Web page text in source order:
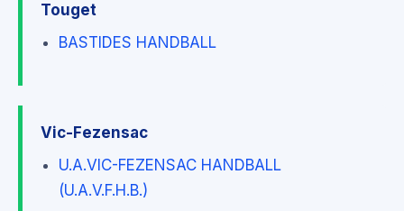
Touget
BASTIDES HANDBALL
Vic-Fezensac
U.A.VIC-FEZENSAC HANDBALL
(U.A.V.F.H.B.)